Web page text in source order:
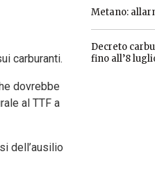
carburanti.
dovrebbe
al TTF a
dell’ausilio
Metano:
Decreto
fino all’8